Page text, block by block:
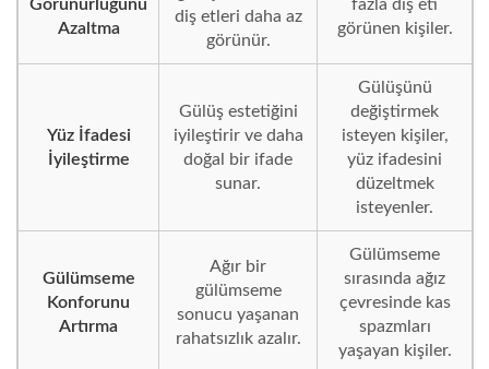
Görünürlüğünü
Azaltma
diş etleri daha az
görünür.
fazla diş eti
görünen kişiler.
Yüz İfadesi
İyileştirme
Gülüş estetiğini
iyileştirir ve daha
doğal bir ifade
sunar.
Gülüşünü
değiştirmek
isteyen kişiler,
yüz ifadesini
düzeltmek
isteyenler.
Gülümseme
Konforunu
Artırma
Ağır bir
gülümseme
sonucu yaşanan
rahatsızlık azalır.
Gülümseme
sırasında ağız
çevresinde kas
spazmları
yaşayan kişiler.